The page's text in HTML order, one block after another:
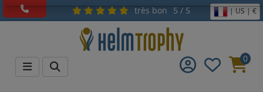
très bon 5 / 5 | US | €
0